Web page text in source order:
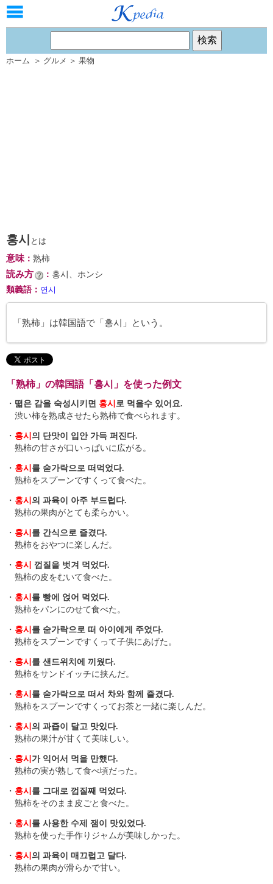
ホーム ＞ グルメ ＞ 果物
홍시 とは
意味： 熟柿
読み方 ： 홍시、ホンシ
類義語 ： 연시
「熟柿」は韓国語で「홍시」という。
「熟柿」の韓国語「홍시」を使った例文
・ 떫은 감을 숙성시키면 홍시 로 먹을수 있어요.
渋い柿を熟成させたら熟柿で食べられます。
・ 홍시 의 단맛이 입안 가득 퍼진다.
熟柿の甘さが口いっぱいに広がる。
・ 홍시 를 숟가락으로 떠먹었다.
熟柿をスプーンですくって食べた。
・ 홍시 의 과육이 아주 부드럽다.
熟柿の果肉がとても柔らかい。
・ 홍시 를 간식으로 즐겼다.
熟柿をおやつに楽しんだ。
・ 홍시 껍질을 벗겨 먹었다.
熟柿の皮をむいて食べた。
・ 홍시 를 빵에 얹어 먹었다.
熟柿をパンにのせて食べた。
・ 홍시 를 숟가락으로 떠 아이에게 주었다.
熟柿をスプーンですくって子供にあげた。
・ 홍시 를 샌드위치에 끼웠다.
熟柿をサンドイッチに挟んだ。
・ 홍시 를 숟가락으로 떠서 차와 함께 즐겼다.
熟柿をスプーンですくってお茶と一緒に楽しんだ。
・ 홍시 의 과즙이 달고 맛있다.
熟柿の果汁が甘くて美味しい。
・ 홍시 가 익어서 먹을 만했다.
熟柿の実が熟して食べ頃だった。
・ 홍시 를 그대로 껍질째 먹었다.
熟柿をそのまま皮ごと食べた。
・ 홍시 를 사용한 수제 잼이 맛있었다.
熟柿を使った手作りジャムが美味しかった。
・ 홍시 의 과육이 매끄럽고 달다.
熟柿の果肉が滑らかで甘い。